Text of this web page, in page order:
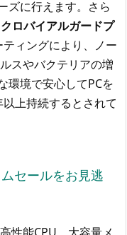
ズに行えます。さら
ロバイアルガードプ
ティングにより、ノー
スやバクテリアの増
環境で安心してPCを
上持続するとされて
セールをお見逃